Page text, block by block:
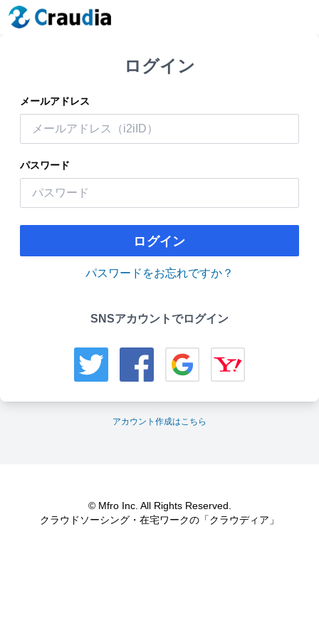
ログイン
メールアドレス
パスワード
ログイン
パスワードをお忘れですか？
SNSアカウントでログイン
アカウント作成はこちら
© Mfro Inc. All Rights Reserved.
クラウドソーシング・在宅ワークの「クラウディア」